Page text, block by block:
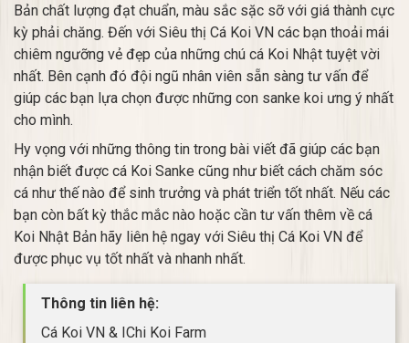
Bản chất lượng đạt chuẩn, màu sắc sặc sỡ với giá thành cực
kỳ phải chăng. Đến với Siêu thị Cá Koi VN các bạn thoải mái
chiêm ngưỡng vẻ đẹp của những chú cá Koi Nhật tuyệt vời
nhất. Bên cạnh đó đội ngũ nhân viên sẵn sàng tư vấn để
giúp các bạn lựa chọn được những con sanke koi ưng ý nhất
cho mình.
Hy vọng với những thông tin trong bài viết đã giúp các bạn
nhận biết được cá Koi Sanke cũng như biết cách chăm sóc
cá như thế nào để sinh trưởng và phát triển tốt nhất. Nếu các
bạn còn bất kỳ thắc mắc nào hoặc cần tư vấn thêm về cá
Koi Nhật Bản hãy liên hệ ngay với Siêu thị Cá Koi VN để
được phục vụ tốt nhất và nhanh nhất.
Thông tin liên hệ:
Cá Koi VN & IChi Koi Farm